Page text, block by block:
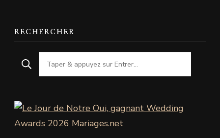
RECHERCHER